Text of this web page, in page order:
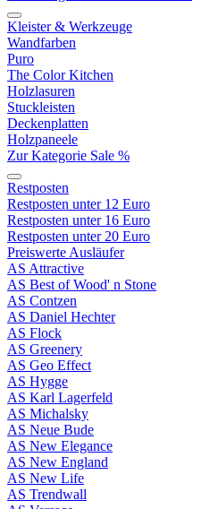
Kleister & Werkzeuge
Wandfarben
Puro
The Color Kitchen
Holzlasuren
Stuckleisten
Deckenplatten
Holzpaneele
Zur Kategorie Sale %
Restposten
Restposten unter 12 Euro
Restposten unter 16 Euro
Restposten unter 20 Euro
Preiswerte Ausläufer
AS Attractive
AS Best of Wood' n Stone
AS Contzen
AS Daniel Hechter
AS Flock
AS Greenery
AS Geo Effect
AS Hygge
AS Karl Lagerfeld
AS Michalsky
AS Neue Bude
AS New Elegance
AS New England
AS New Life
AS Trendwall